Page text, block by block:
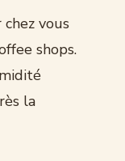
vous
shops.
la